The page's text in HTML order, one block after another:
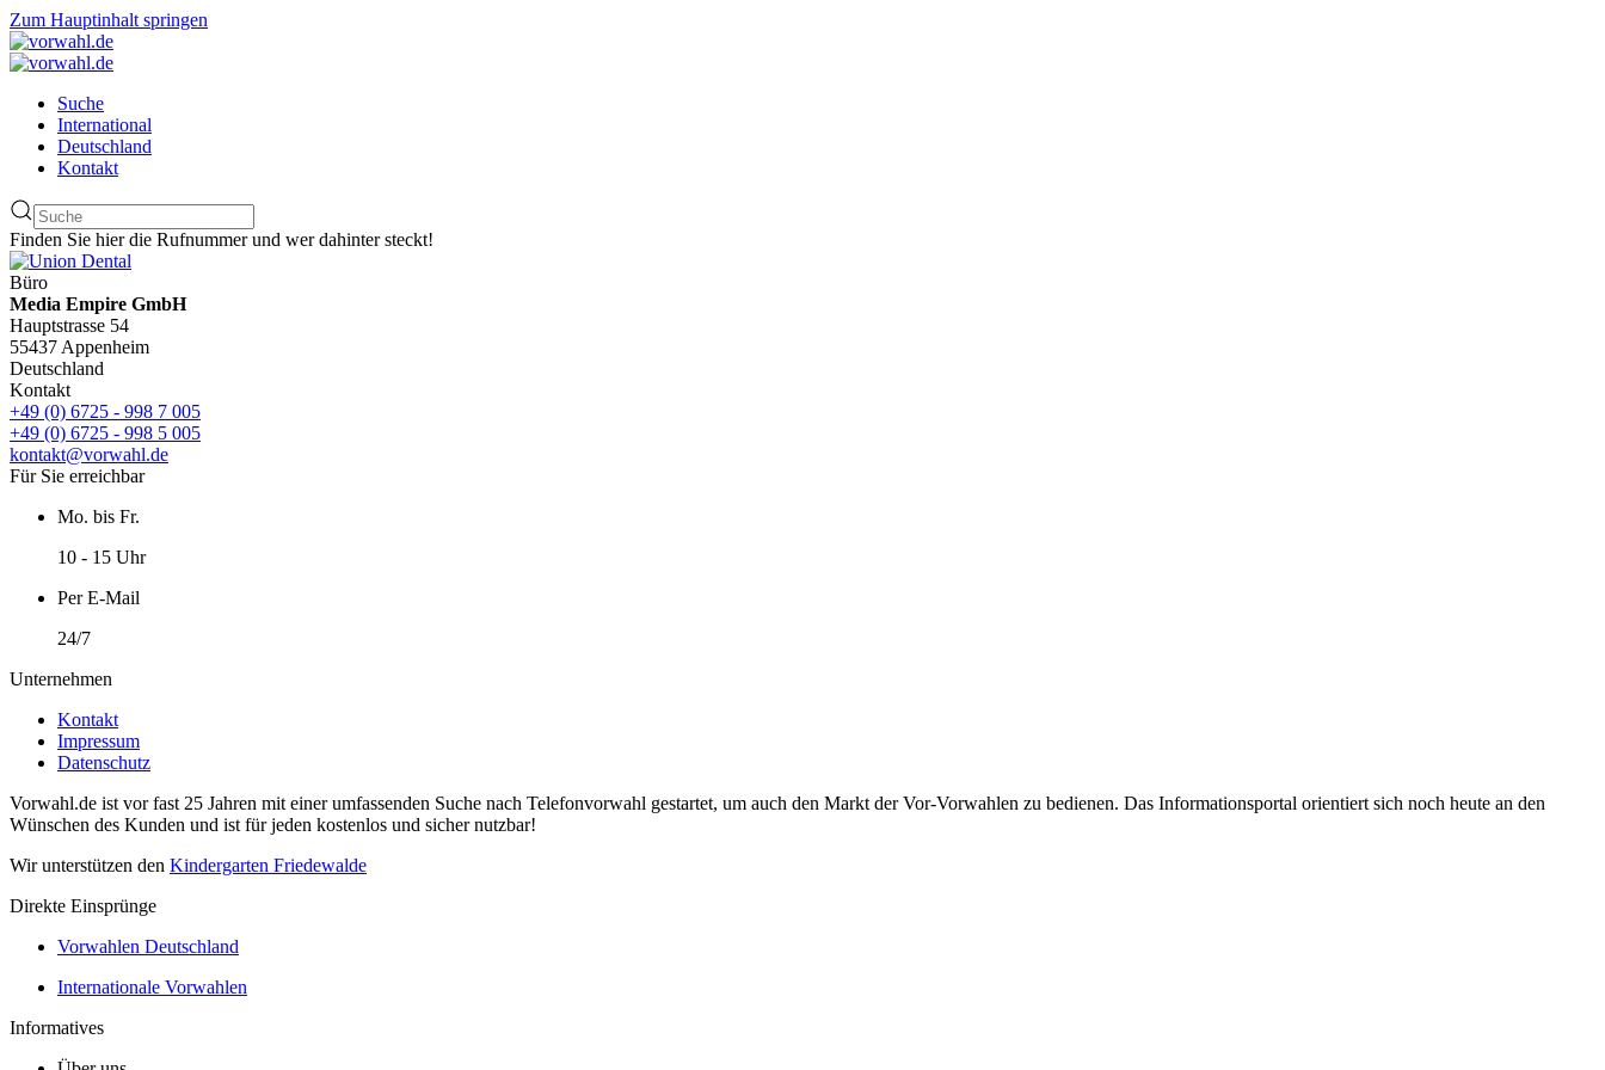
Zum Hauptinhalt springen
Suche
International
Deutschland
Kontakt
Finden Sie hier die Rufnummer und wer dahinter steckt!
Büro
Media Empire GmbH
Hauptstrasse 54
55437 Appenheim
Deutschland
Kontakt
+49 (0) 6725 - 998 7 005
+49 (0) 6725 - 998 5 005
kontakt@vorwahl.de
Für Sie erreichbar
Mo. bis Fr.
10 - 15 Uhr
Per E-Mail
24/7
Unternehmen
Kontakt
Impressum
Datenschutz
Vorwahl.de ist vor fast 25 Jahren mit einer umfassenden Suche nach Telefonvorwahl gestartet, um auch den Markt der Vor-Vorwahlen zu bedienen. Das Informationsportal orientiert sich noch heute an den
Wünschen des Kunden und ist für jeden kostenlos und sicher nutzbar!
Wir unterstützen den Kindergarten Friedewalde
Direkte Einsprünge
Vorwahlen Deutschland
Internationale Vorwahlen
Informatives